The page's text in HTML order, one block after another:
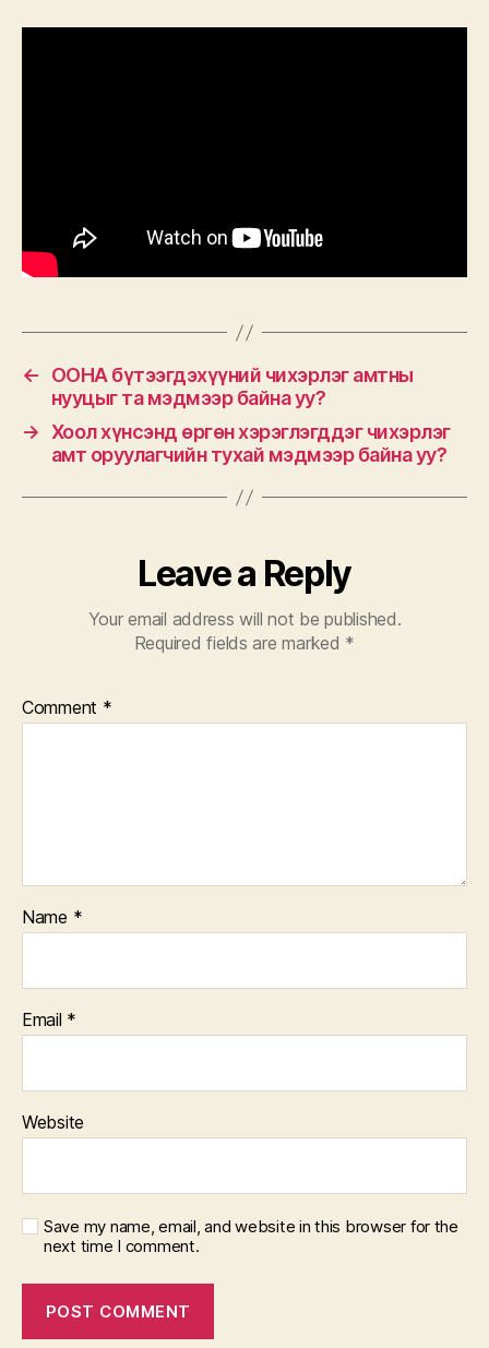
←
OOHA бүтээгдэхүүний чихэрлэг амтны
нууцыг та мэдмээр байна уу?
→ Хоол хүнсэнд өргөн хэрэглэгддэг чихэрлэг
амт оруулагчийн тухай мэдмээр байна уу?
Leave a Reply
Your email address will not be published.
Required fields are marked *
Comment *
Name *
Email *
Website
Save my name, email, and website in this browser for the
next time I comment.